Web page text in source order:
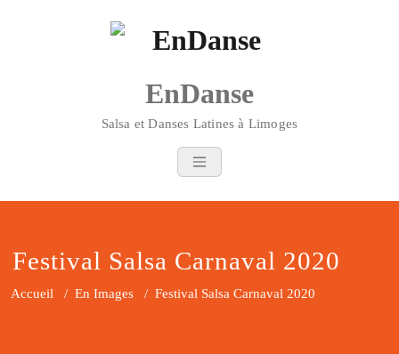
EnDanse
Salsa et Danses Latines à Limoges
Festival Salsa Carnaval 2020
Accueil / En Images / Festival Salsa Carnaval 2020